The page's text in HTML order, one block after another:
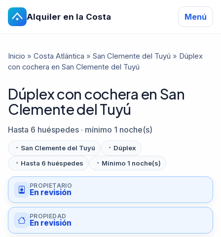
Alquiler en la Costa Menú
Inicio » Costa Atlántica » San Clemente del Tuyú » Dúplex
con cochera en San Clemente del Tuyú
Dúplex con cochera en San
Clemente del Tuyú
Hasta 6 huéspedes · mínimo 1 noche(s)
San Clemente del Tuyú
Dúplex
Hasta 6 huéspedes
Mínimo 1 noche(s)
PROPIETARIO
En revisión
PROPIEDAD
En revisión